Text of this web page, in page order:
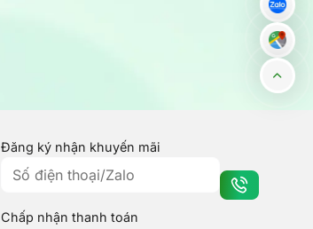
Đăng ký nhận khuyến mãi
Chấp nhận thanh toán